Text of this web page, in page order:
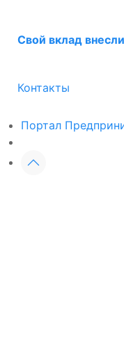
Свой вклад внесли
Контакты
Портал